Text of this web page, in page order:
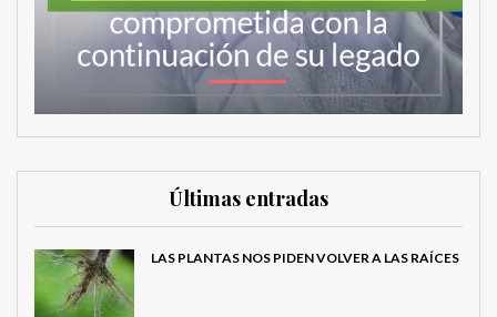
Últimas entradas
LAS PLANTAS NOS PIDEN VOLVER A LAS RAÍCES